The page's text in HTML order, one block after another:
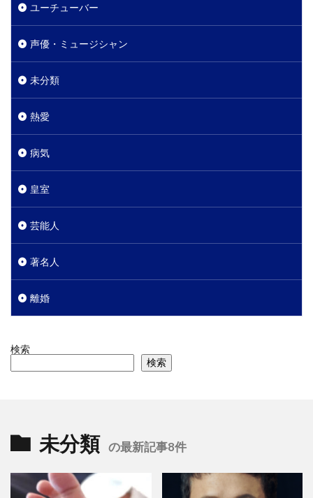
ユーチューバー
声優・ミュージシャン
未分類
熱愛
病気
皇室
芸能人
著名人
離婚
検索
検索
未分類 の最新記事8件